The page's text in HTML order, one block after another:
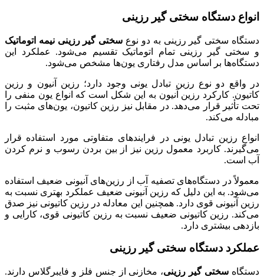
انواع دستگاه سختی گیر رزینی
دستگاه سختی گیر رزینی به دو نوع سختی گیر رزینی نیمه اتوماتیک
و سختی گیر رزینی تمام اتوماتیک تقسیم می‌شود. عملکرد این
دستگاه‌ها بر اساس مدل رفتاری یون‌ها مشخص می‌شود.
در واقع دو نوع رزین تبادل یونی وجود دارد؛ رزین آنیون و رزین
کاتیون. کارکرد رزین آنیون به این شکل است که انواع یون منفی را
تحت تأثیر قرار می‌دهد. در مقابل نیز رزین کاتیون، یون‌های مثبت را
مبادله می‌کند.
انواع رزین تبادل یونی در فرایندهای متفاوتی مورد استفاده قرار
می‌گیرند. کاربرد معمول رزین نیز از بین بردن رسوب و نرم کردن
آب است.
معمولاً در دستگاه‌های تصفیه آب از رزین‌های آنیونی ضعیف استفاده
می‌شود. به این دلیل که رزین آنیونی ضعیف عملکرد بهتری نسبت به
رزین آنیونی قوی دارد. همچنین این معادله در رزین کاتیونی نیز صدق
می‌کند. رزین کاتیونی ضعیف نسبت به رزین کاتیونی قوی، کارایی و
بازدهی بیشتری دارد.
عملکرد دستگاه سختی گیر رزینی
دستگاه سختی گیر رزینی، مخازنی از جنس فلز و فایبرگلاس دارند.